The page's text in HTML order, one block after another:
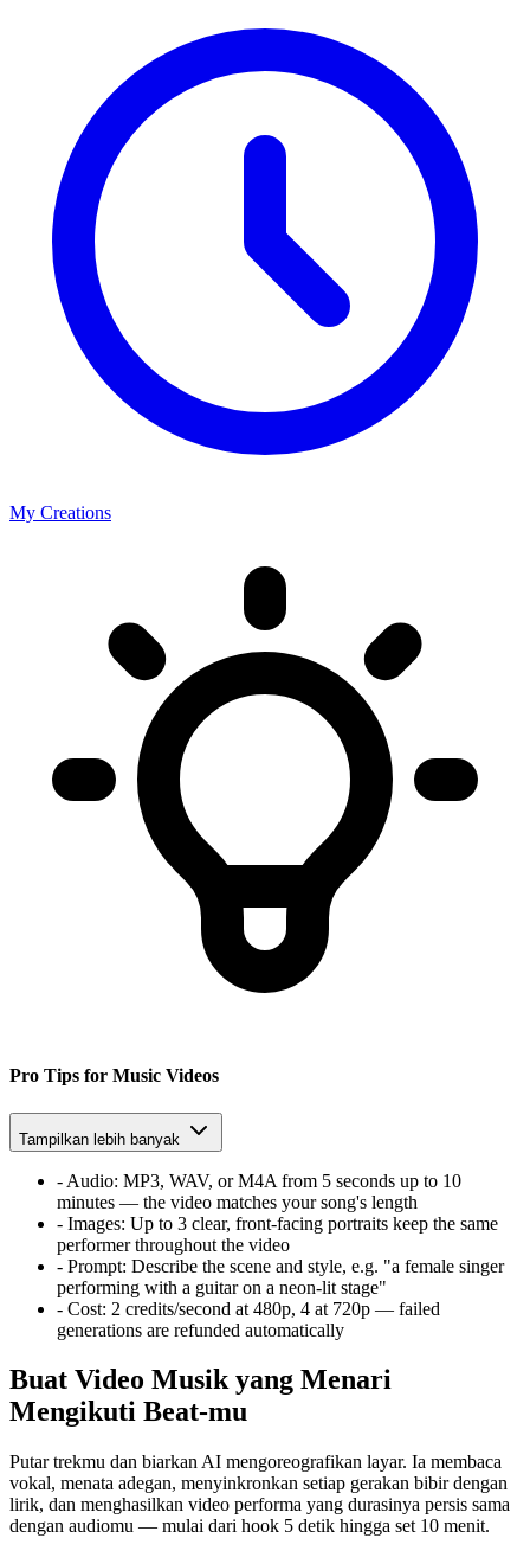
My Creations
Pro Tips for Music Videos
Tampilkan lebih banyak
- Audio: MP3, WAV, or M4A from 5 seconds up to 10
minutes — the video matches your song's length
- Images: Up to 3 clear, front-facing portraits keep the same
performer throughout the video
- Prompt: Describe the scene and style, e.g. "a female singer
performing with a guitar on a neon-lit stage"
- Cost: 2 credits/second at 480p, 4 at 720p — failed
generations are refunded automatically
Buat Video Musik yang Menari
Mengikuti Beat-mu
Putar trekmu dan biarkan AI mengoreografikan layar. Ia membaca
vokal, menata adegan, menyinkronkan setiap gerakan bibir dengan
lirik, dan menghasilkan video performa yang durasinya persis sama
dengan audiomu — mulai dari hook 5 detik hingga set 10 menit.